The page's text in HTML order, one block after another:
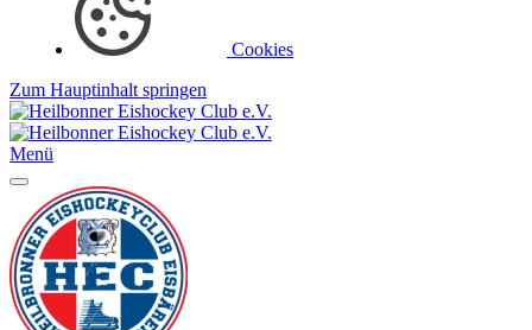
Cookies
Zum Hauptinhalt springen
Menü